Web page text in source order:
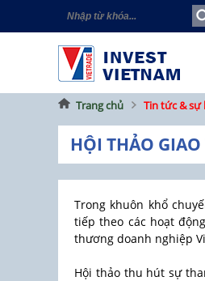
Trang chủ Tin tức & sự
HỘI THẢO
Trong khuôn khổ
tiếp theo các hoạt
thương doanh nghiệp
Hội thảo thu hút sự